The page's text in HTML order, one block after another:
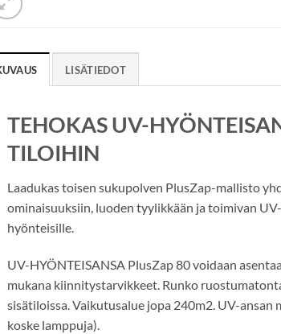
LISÄTIEDOT
TEHOKAS UV-
TILOIHIN
Laadukas toisen sukupolven PlusZap-mallisto
ominaisuuksiin, luoden tyylikkään ja toimivan
hyönteisille.
UV-HYÖNTEISANSA PlusZap 80 voidaan
mukana kiinnitystarvikkeet. Runko
sisätiloissa. Vaikutusalue jopa 240m2. UV-ansan
koske lamppuja).